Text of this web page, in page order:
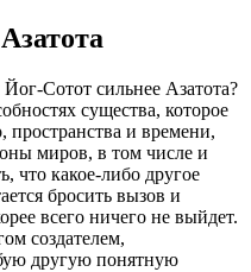
Азатота
Сотот сильнее Азатота?
существа, которое
пространства и времени,
миров, в том числе и
что какое-либо другое
бросить вызов и
всего ничего не выйдет.
создателем,
другую понятную